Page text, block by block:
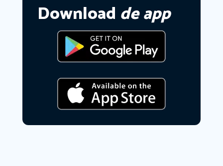
Download de app